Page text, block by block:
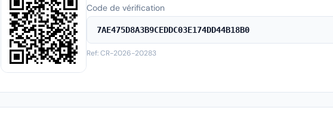
Code de vérification
7AE475D8A3B9CEDDC03E174DD44B18B0
Ref: CR-2026-20283